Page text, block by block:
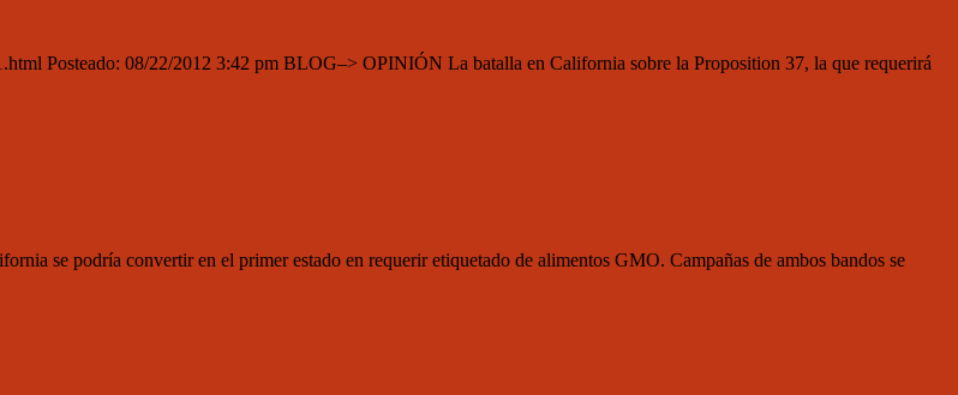
Posteado: 08/22/2012 3:42 pm BLOG–> OPINIÓN La batalla en California sobre la Proposition 37, la que requerirá
se podría convertir en el primer estado en requerir etiquetado de alimentos GMO. Campañas de ambos bandos se